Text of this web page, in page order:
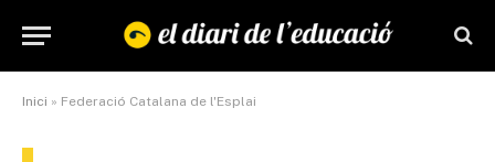
Inici » Federació Catalana de l'Esplai